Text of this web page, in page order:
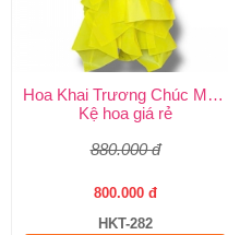
Hoa Khai Trương Chúc Mừng
Kệ hoa giá rẻ
880.000 đ
800.000 đ
HKT-282